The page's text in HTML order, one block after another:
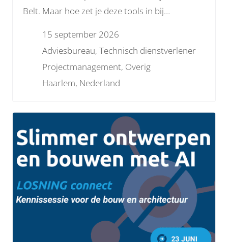
Belt. Maar hoe zet je deze tools in bij
een andere dynamiek tussen diverse partijen.
Hoe pak je dat aan?
15 september 2026
Adviesbureau, Technisch dienstverlener
Projectmanagement, Overig
Haarlem, Nederland